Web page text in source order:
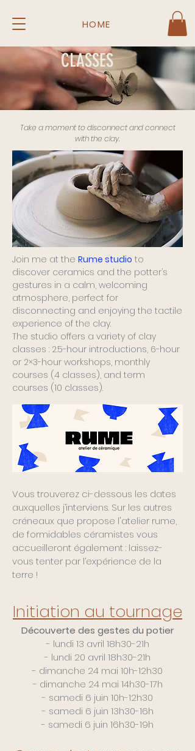
HOME
CLASSES
Take a moment to disconnect and connect
with the clay.
Join me at the Rume studio to
discover ceramics and the potter’s
gestures in a calm, welcoming
atmosphere, perfect for
disconnecting and enjoying the tactile
experience of the clay.
The studio offers a variety of clay
classes : 2.5-hour introductions, 6-hour
or 2×3-hour workshops, monthly
courses (4 classes), and term
courses (10 classes).
Vous trouverez ci-dessous les dates
auxquelles j’interviens. Sur les autres
créneaux que propose l'atelier rume,
de formidables céramistes vous
accueilleront également : laissez-
vous tenter par l’expérience de la
terre ! ​
Initiation au tournage
Découverte des gestes du potier
- lundi 13 avril 18h30-21h
- lundi 20 avril 18h30-21h​​
- dimanche 24 mai 10h-12h30
- dimanche 24 mai 14h30-17h
- samedi 6 juin 10h-12h30
- samedi 6 juin 13h30-16h
- samedi 6 juin 16h30-19h